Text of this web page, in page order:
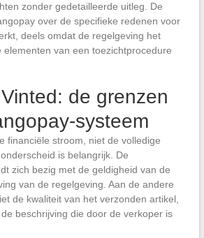
zonder gedetailleerde uitleg. De
over de specifieke redenen voor
deels omdat de regelgeving het
van een toezichtprocedure
de grenzen
systeem
financiële stroom, niet de volledige
is belangrijk. De
zich bezig met de geldigheid van de
van de regelgeving. Aan de andere
de kwaliteit van het verzonden artikel,
beschrijving die door de verkoper is